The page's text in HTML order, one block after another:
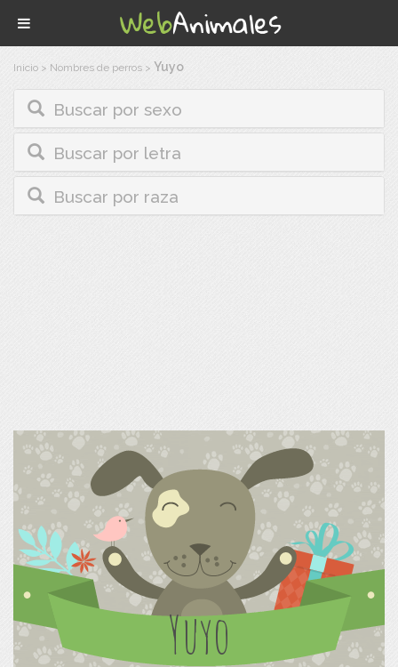
Inicio > Nombres de perros > Yuyo
Buscar por sexo
Buscar por letra
Buscar por raza
Yuyo